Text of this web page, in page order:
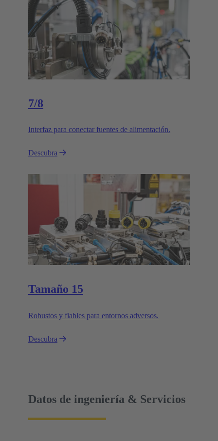
7/8
Interfaz para conectar fuentes de alimentación.
Descubra
Tamaño 15
Robustos y fiables para entornos adversos.
Descubra
Datos de ingeniería & Servicios